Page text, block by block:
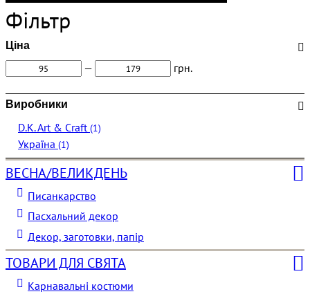
Фільтр
Ціна
— грн.
Виробники
D.K. Art & Craft(1)
Україна (1)
ВЕСНА/ВЕЛИКДЕНЬ
Писанкарство
Пасхальний декор
Декор, заготовки, папір
ТОВАРИ ДЛЯ СВЯТА
Карнавальні костюми